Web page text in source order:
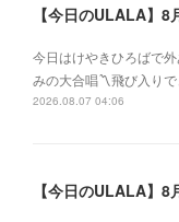
【今日のULALA】8
今日はけやきひろばで
みの大合唱〽飛び入り
2026.08.07 04:06
【今日のULALA】8